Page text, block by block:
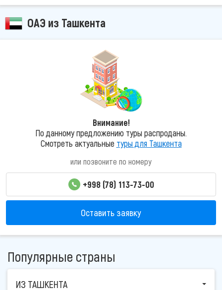
ОАЭ из Ташкента
Внимание!
По данному предложению туры распроданы.
Смотреть актуальные туры для Ташкента
или позвоните по номеру
+998 (78) 113-73-00
Оставить заявку
Популярные страны
ИЗ ТАШКЕНТА